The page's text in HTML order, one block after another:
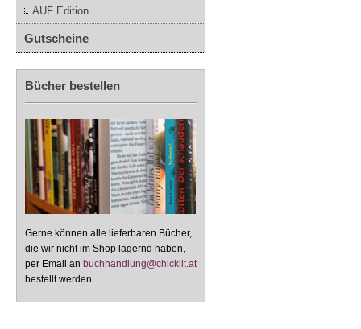
AUF Edition
Gutscheine
Bücher bestellen
Gerne können alle lieferbaren Bücher,
die wir nicht im Shop lagernd haben,
per Email an buchhandlung@chicklit.at
bestellt werden.